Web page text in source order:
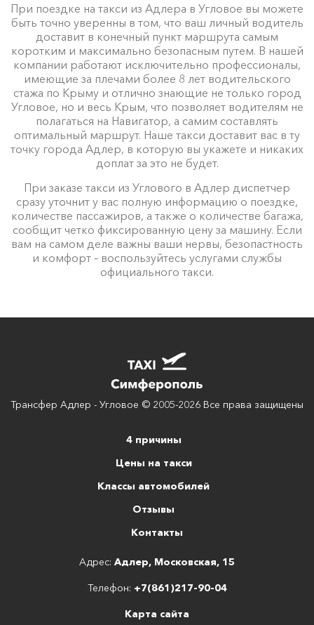
При поездке на такси из Адлера в Угловое вы можете
быть точно уверенны в том, что ваш личный водитель
доставит в конечный пункт маршрута самым
коротким и максимально безопасным путем. В нашей
компании работают исключительно профессионалы,
имеющие за плечами более 8 лет водительского
стажа по Крыму и отлично знающие не только город
Угловое, но и весь Крым, что позволяет водителям не
полагаться на Навигатор, а самим составлять
оптимальный маршрут. Наше такси доставит вас в ту
точку города Адлер, в которую вы укажете и никаких
доплат за это не будет.
При заказе такси из Углового в Адлер диспетчер
сразу уточнит у вас полную информацию о поездке,
количестве пассажиров, а также о количестве багажа,
сообщит четко фиксированную цену за машину. Если
вам на самом деле важны ваши нервы, безопастность
и комфорт – воспользуйтесь услугами службы
официального такси.
Трансфер Адлер - Угловое © 2005-2026 Все права защищены
4 причины
Цены на такси
Классы автомобилей
Отзывы
Контакты
Адрес: Адлер, Московская, 15
Телефон: +7(861)217-90-04
Карта сайта